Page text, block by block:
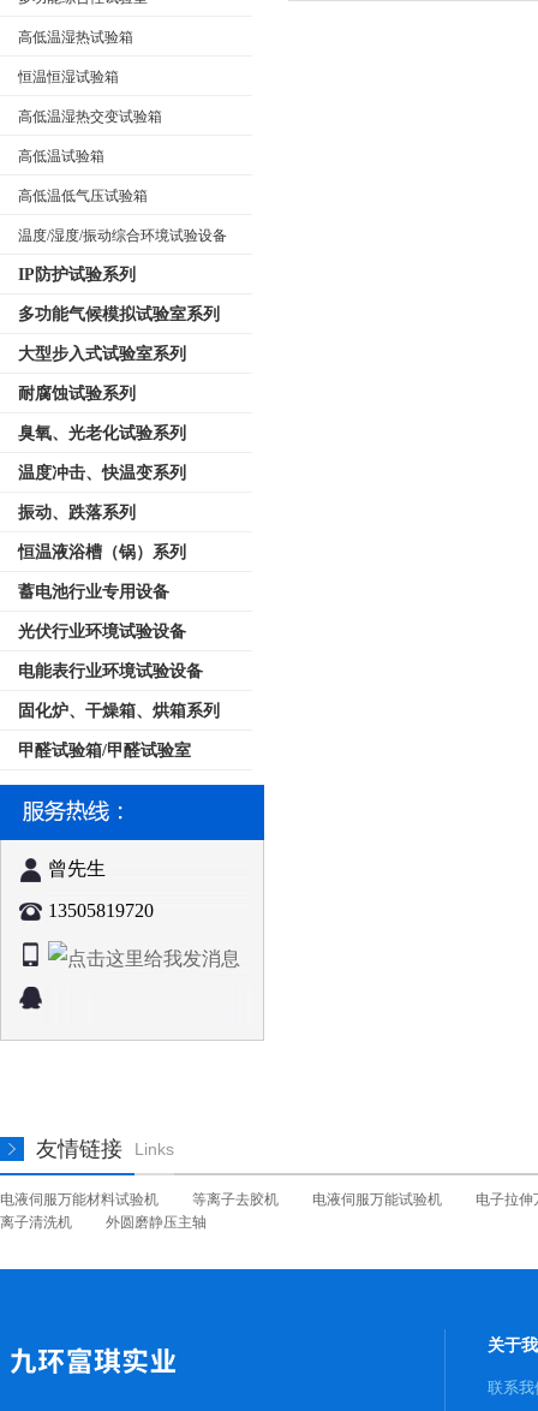
高低温湿热试验箱
恒温恒湿试验箱
高低温湿热交变试验箱
高低温试验箱
高低温低气压试验箱
温度/湿度/振动综合环境试验设备
IP防护试验系列
多功能气候模拟试验室系列
大型步入式试验室系列
耐腐蚀试验系列
臭氧、光老化试验系列
温度冲击、快温变系列
振动、跌落系列
恒温液浴槽（锅）系列
蓄电池行业专用设备
光伏行业环境试验设备
电能表行业环境试验设备
固化炉、干燥箱、烘箱系列
甲醛试验箱/甲醛试验室
曾先生
13505819720
友情链接 Links
电液伺服万能材料试验机 等离子去胶机 电液伺服万能试验机
电子拉伸
离子清洗机
外圆磨静压主轴
关于
联系我